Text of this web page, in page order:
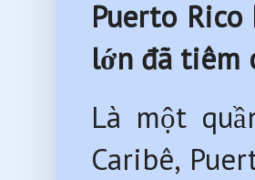
Puerto
lớn đã tiêm
Là một
Caribê,